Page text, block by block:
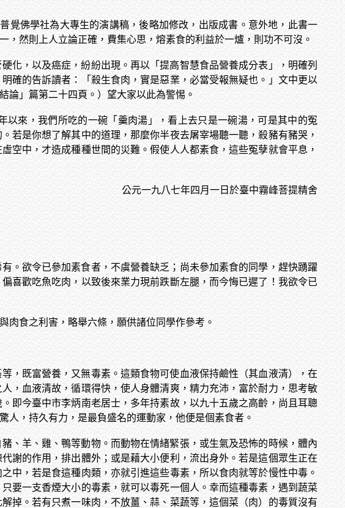
覺佛學社為大專生的演講稿，後略加修改，出版成書。意外地，此書一
然則上人立論正確，費集心思，熔素食的利益於一爐，則功不可沒。
化，以及癌症，紛紛出現。再以「提高智慧食品營養成分表」，明確列
確的告訴讀者：「殺生食肉，實是惡業，必當受報無疑也。」文中更以
論」篇第二十四頁。）望大家以此為警惕。
來，我們所吃的一碗「羹肉湯」，看上去只是一碗湯，可是其中的冤
若是你想了解其中的道理，那麼你半夜去屠宰場聽一聽，殺豬有豬哭，
空中，才造成種種世間的災難。假使人人都素食，這些冤孽就會平息，
公元一九八七年四月一日於臺中霧峰菩提精舍
。欲令已參加素食者，不虞營養缺乏；尚未參加素食的同學，趕快踴躍
喜歡吃魚吃肉，以致後來業力現前跌斷左腿，而今悔已遲了！我欲令已
肉食之利害，略舉六條，願供諸位同學作參考。
既富營養，又無毒素。這類食物可使血液保持鹼性（其血液清），在
，血液清故，循環得快，使人身體清爽，精力充沛，富於耐力，思考敏
即今臺中市李炳南老居士，多年持素故，以九十五歲之高齡，尚且耳聰
人，持久有力，是最負盛名的運動家，他便是個素食者。
、羊、雞、鴨等動物。而動物在情緒緊張，或生氣及恐怖的時候，體內
謝的作用，排出體外；或是藉大小便利，流出身外。若是這個眾生正在
中，若是食這種肉類，亦就引進這些毒素，所以食肉就等於慢性中毒。
要一支香煙大小的毒素，就可以毒死一個人。幸而這種毒素，遇到蔬菜
掉。若有只煮一味肉，不放薑、蒜、菜蔬等，這個菜（肉）的毒質沒有